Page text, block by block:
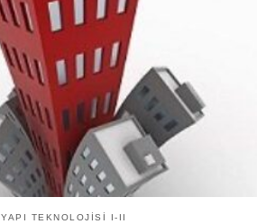
YAPI TEKNOLOJISI I-II